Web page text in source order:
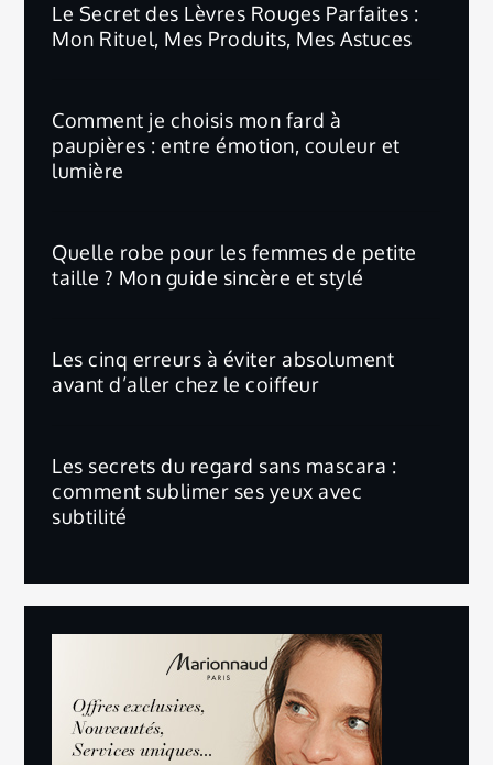
Le Secret des Lèvres Rouges Parfaites :
Mon Rituel, Mes Produits, Mes Astuces
Comment je choisis mon fard à
paupières : entre émotion, couleur et
lumière
Quelle robe pour les femmes de petite
taille ? Mon guide sincère et stylé
Les cinq erreurs à éviter absolument
avant d’aller chez le coiffeur
Les secrets du regard sans mascara :
comment sublimer ses yeux avec
subtilité